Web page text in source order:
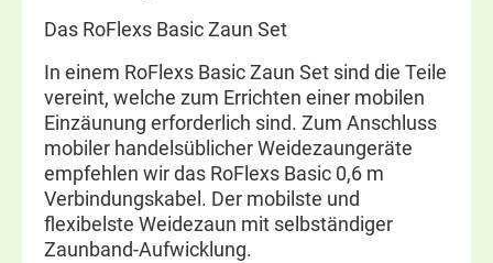
Das RoFlexs Basic Zaun Set
In einem RoFlexs Basic Zaun Set sind die Teile
vereint, welche zum Errichten einer mobilen
Einzäunung erforderlich sind. Zum Anschluss
mobiler handelsüblicher Weidezaungeräte
empfehlen wir das RoFlexs Basic 0,6 m
Verbindungskabel. Der mobilste und
flexibelste Weidezaun mit selbständiger
Zaunband-Aufwicklung.